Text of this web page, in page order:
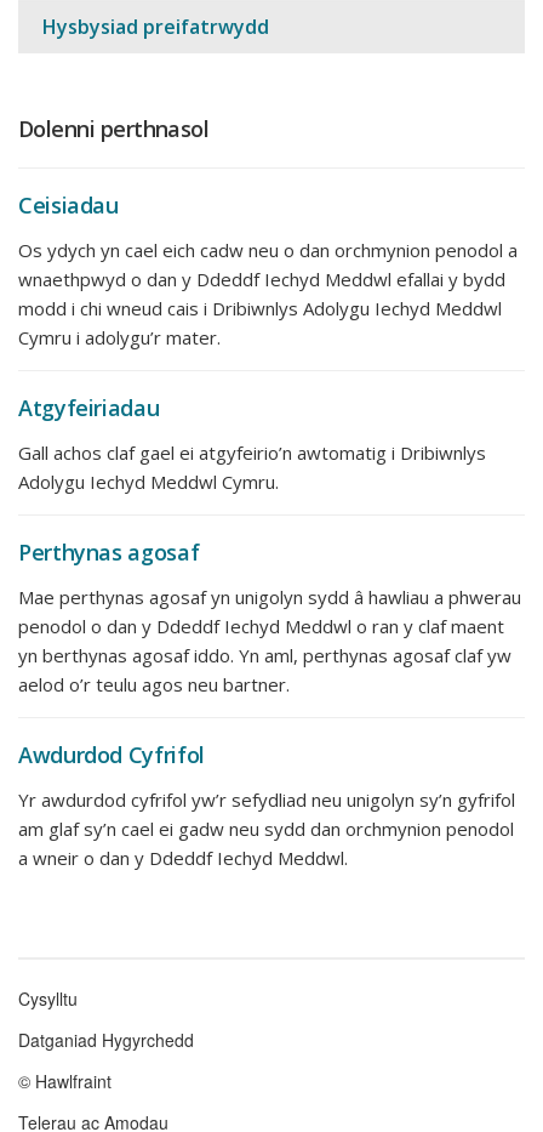
Hysbysiad preifatrwydd
Dolenni perthnasol
Ceisiadau
Os ydych yn cael eich cadw neu o dan orchmynion penodol a
wnaethpwyd o dan y Ddeddf Iechyd Meddwl efallai y bydd
modd i chi wneud cais i Dribiwnlys Adolygu Iechyd Meddwl
Cymru i adolygu’r mater.
Atgyfeiriadau
Gall achos claf gael ei atgyfeirio’n awtomatig i Dribiwnlys
Adolygu Iechyd Meddwl Cymru.
Perthynas agosaf
Mae perthynas agosaf yn unigolyn sydd â hawliau a phwerau
penodol o dan y Ddeddf Iechyd Meddwl o ran y claf maent
yn berthynas agosaf iddo. Yn aml, perthynas agosaf claf yw
aelod o’r teulu agos neu bartner.
Awdurdod Cyfrifol
Yr awdurdod cyfrifol yw’r sefydliad neu unigolyn sy’n gyfrifol
am glaf sy’n cael ei gadw neu sydd dan orchmynion penodol
a wneir o dan y Ddeddf Iechyd Meddwl.
Footer
menu
Cysylltu
Datganiad Hygyrchedd
© Hawlfraint
Telerau ac Amodau